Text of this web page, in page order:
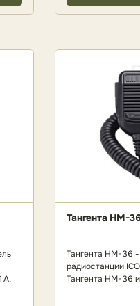
Тангента HM-
Тангента HM-36 -
радиостанции
Тангента HM-36